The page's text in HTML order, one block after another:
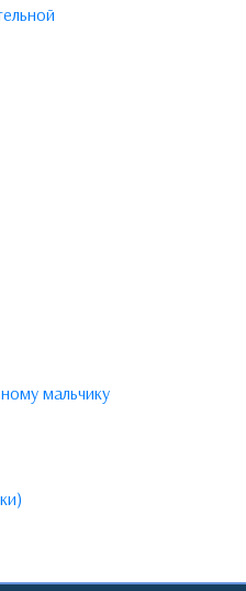
мальчику